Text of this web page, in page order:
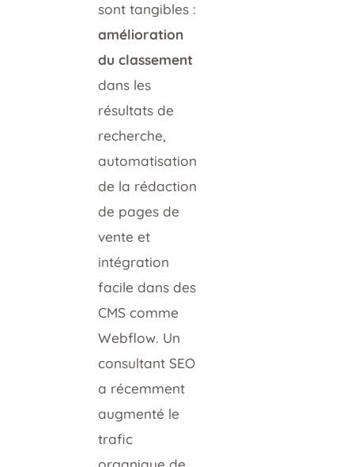
sont tangibles :
amélioration
du classement
dans les
résultats de
recherche,
automatisation
de la rédaction
de pages de
vente et
intégration
facile dans des
CMS comme
Webflow. Un
consultant SEO
a récemment
augmenté le
trafic